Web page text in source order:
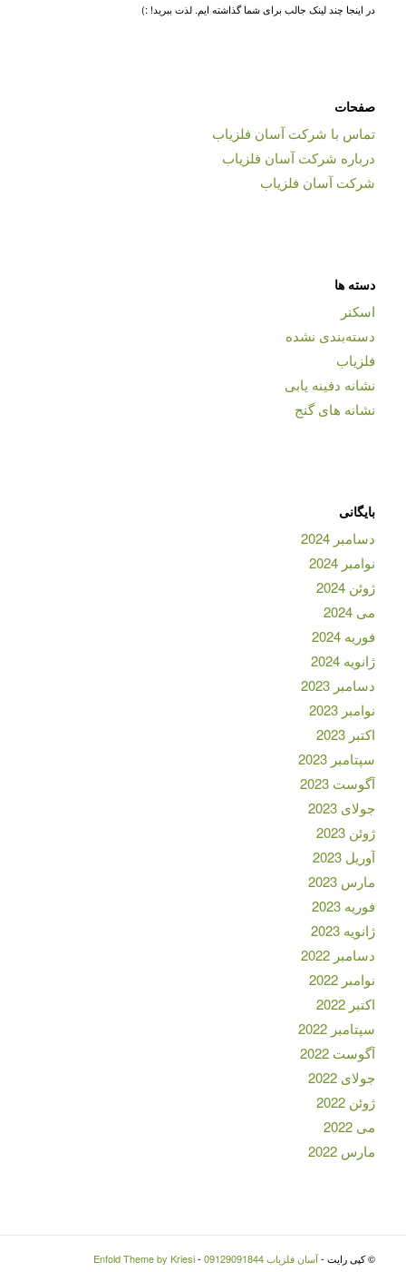
در اینجا چند لینک جالب برای شما گذاشته ایم. لذت ببرید! :)
صفحات
تماس با شرکت آسان فلزیاب
درباره شرکت آسان فلزیاب
شرکت آسان فلزیاب
دسته ها
اسکنر
دسته‌بندی نشده
فلزیاب
نشانه دفینه یابی
نشانه های گنج
بایگانی
دسامبر 2024
نوامبر 2024
ژوئن 2024
می 2024
فوریه 2024
ژانویه 2024
دسامبر 2023
نوامبر 2023
اکتبر 2023
سپتامبر 2023
آگوست 2023
جولای 2023
ژوئن 2023
آوریل 2023
مارس 2023
فوریه 2023
ژانویه 2023
دسامبر 2022
نوامبر 2022
اکتبر 2022
سپتامبر 2022
آگوست 2022
جولای 2022
ژوئن 2022
می 2022
مارس 2022
© کپی رایت -آسان فلزیاب 09129091844 -
Enfold Theme by Kriesi